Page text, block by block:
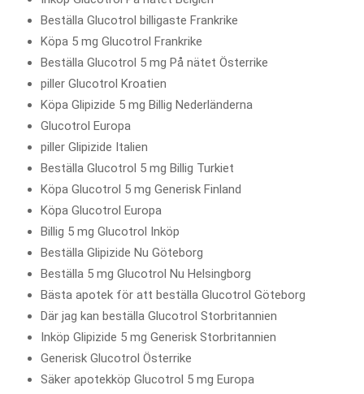
Beställa Glucotrol billigaste Frankrike
Köpa 5 mg Glucotrol Frankrike
Beställa Glucotrol 5 mg På nätet Österrike
piller Glucotrol Kroatien
Köpa Glipizide 5 mg Billig Nederländerna
Glucotrol Europa
piller Glipizide Italien
Beställa Glucotrol 5 mg Billig Turkiet
Köpa Glucotrol 5 mg Generisk Finland
Köpa Glucotrol Europa
Billig 5 mg Glucotrol Inköp
Beställa Glipizide Nu Göteborg
Beställa 5 mg Glucotrol Nu Helsingborg
Bästa apotek för att beställa Glucotrol Göteborg
Där jag kan beställa Glucotrol Storbritannien
Inköp Glipizide 5 mg Generisk Storbritannien
Generisk Glucotrol Österrike
Säker apotekköp Glucotrol 5 mg Europa